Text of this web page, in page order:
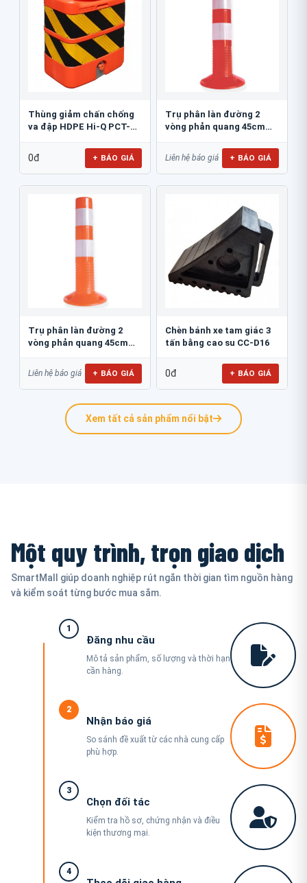
Thùng giảm chấn chống
va đập HDPE Hi-Q PCT-
0đ + BÁO GIÁ
Trụ phân làn đường 2
vòng phản quang 45cm
Liên hệ báo giá + BÁO GIÁ
Trụ phân làn đường 2
vòng phản quang 45cm
Liên hệ báo giá + BÁO GIÁ
Chèn bánh xe tam giác 3
tấn bằng cao su CC-D16
0đ + BÁO GIÁ
Xem tất cả sản phẩm nổi bật
Một quy trình, trọn giao dịch
SmartMall giúp doanh nghiệp rút ngắn thời gian tìm nguồn hàng
và kiểm soát từng bước mua sắm.
1
Đăng nhu cầu
Mô tả sản phẩm, số lượng và thời hạn
cần hàng.
2
Nhận báo giá
So sánh đề xuất từ các nhà cung cấp
phù hợp.
3
Chọn đối tác
Kiểm tra hồ sơ, chứng nhận và điều
kiện thương mại.
4